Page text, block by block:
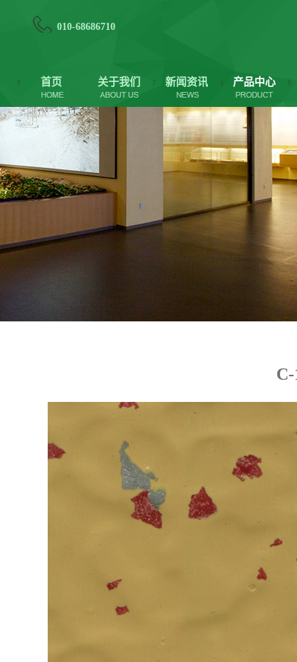
010-68686710
首页 关于我们 新闻资讯 产品中心
C-